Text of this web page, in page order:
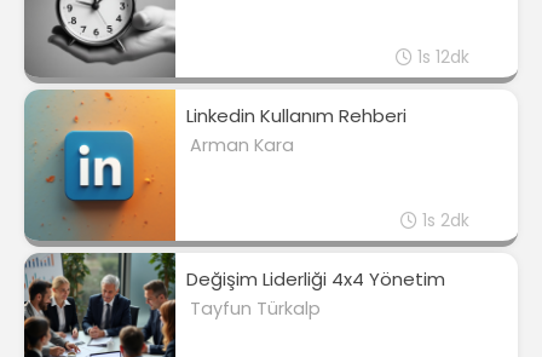
1s 12dk
Linkedin Kullanım Rehberi
Arman Kara
1s 2dk
Değişim Liderliği 4x4 Yönetim
Tayfun Türkalp